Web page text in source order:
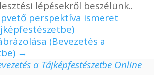
lépésekről beszélünk..
perspektíva ismeret
(Bevezetés a
a Tájképfestészetbe Online